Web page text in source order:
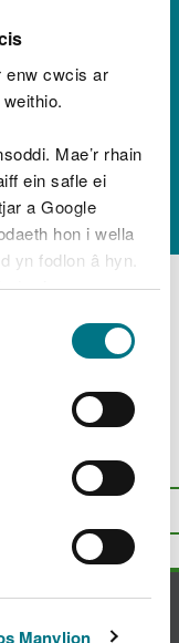
enw cwcis ar
Mae’r rhain
ein safle ei
a Google
hon i wella
yn fodlon â hyn.
dewis.
i chi ddewis.
Manylion
Ar
Diogelwch
Perfformiad
ar gyfer